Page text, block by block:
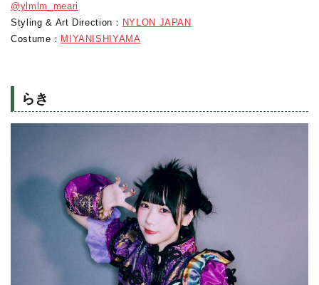
@ylmlm_meari
Styling & Art Direction： NYLON JAPAN
Costume： MIYANISHIYAMA
らき